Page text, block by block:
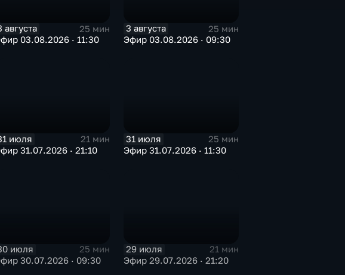
августа
25 мин
03.08.2026 · 11:30
3 августа
25 мин
Эфир 03.08.2026 · 09:30
июля
21 мин
31.07.2026 · 21:10
31 июля
25 мин
Эфир 31.07.2026 · 11:30
июля
25 мин
30.07.2026 · 09:30
29 июля
21 мин
Эфир 29.07.2026 · 21:20